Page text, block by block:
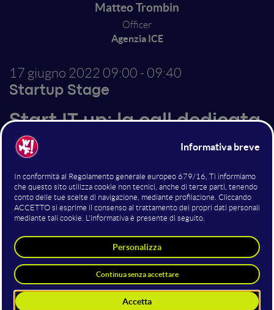
Matteo Trombin
Officer
Agenzia ICE
17 giugno 2022 09:00 - 09:40
Startup Stage
Start IT up: la call dedicata
alle start-up "Made in Italy"
lanciata dalla campagna
beIT
La campagna di nation branding beIT, insieme ad ICE
(Agenzia per la promozione all'estero e
l'internazionalizzazione delle imprese italiane) e
LVenture Group, ha lanciato lo scorso 24 gennaio 2022
l'iniziativa "Start IT up" a sostegno degli imprenditori
italiani. L'obiettivo di questa importante iniziativa è
promuovere un pool di eccellenza della scena